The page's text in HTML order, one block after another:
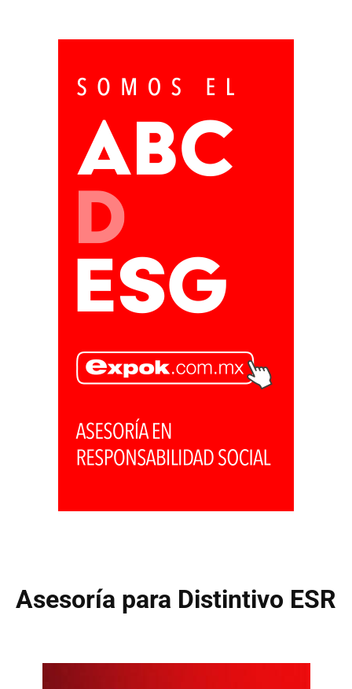
Asesoría para Distintivo ESR